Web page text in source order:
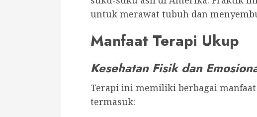
untuk merawat tubuh dan
Manfaat Terapi Ukup
Kesehatan Fisik dan
Terapi ini memiliki berbagai
termasuk: